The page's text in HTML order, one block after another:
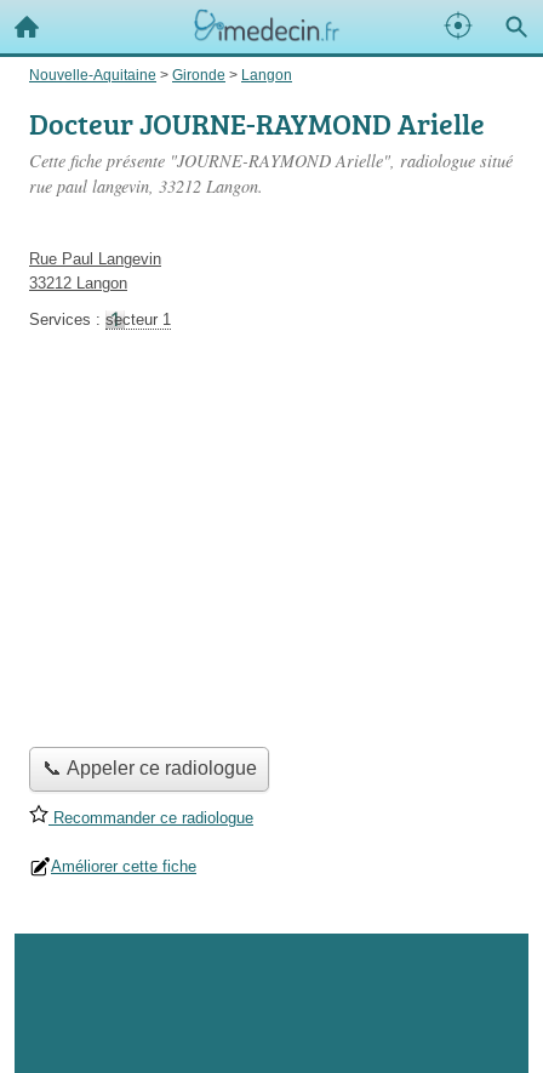
Nouvelle-Aquitaine > Gironde > Langon
Docteur JOURNE-RAYMOND Arielle
Cette fiche présente "JOURNE-RAYMOND Arielle", radiologue situé
rue paul langevin, 33212 Langon.
Rue Paul Langevin
33212 Langon
Services : secteur 1
📞 Appeler ce radiologue
Recommander ce radiologue
Améliorer cette fiche